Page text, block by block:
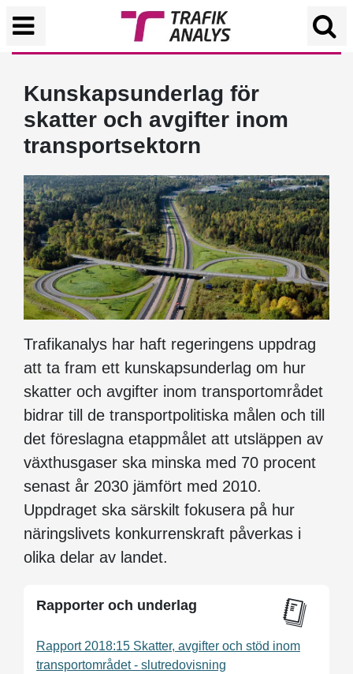
Kunskapsunderlag för
skatter och avgifter inom
transportsektorn
Trafikanalys har haft regeringens uppdrag
att ta fram ett kunskapsunderlag om hur
skatter och avgifter inom transportområdet
bidrar till de transportpolitiska målen och till
det föreslagna etappmålet att utsläppen av
växthusgaser ska minska med 70 procent
senast år 2030 jämfört med 2010.
Uppdraget ska särskilt fokusera på hur
näringslivets konkurrenskraft påverkas i
olika delar av landet.
Rapporter och underlag
Rapport 2018:15 Skatter, avgifter och stöd inom
transportområdet - slutredovisning